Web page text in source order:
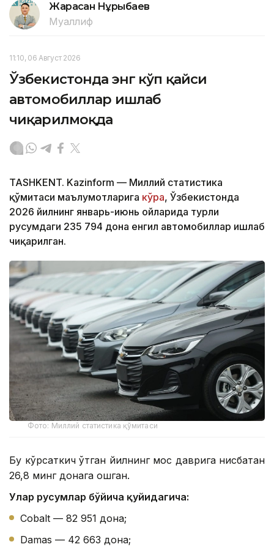
Жарасқан Нұрыбаев
Муаллиф
11:10, 06 Август 2026
Ўзбекистонда энг кўп қайси
автомобиллар ишлаб
чиқарилмоқда
TASHKENT. Kazinform — Миллий статистика
қўмитаси маълумотларига кўра, Ўзбекистонда
2026 йилнинг январь-июнь ойларида турли
русумдаги 235 794 дона енгил автомобиллар ишлаб
чиқарилган.
Фото: Миллий статистика қўмитаси
Бу кўрсаткич ўтган йилнинг мос даврига нисбатан
26,8 минг донага ошган.
Улар русумлар бўйича қуйидагича:
Cobalt — 82 951 дона;
Damas — 42 663 дона;